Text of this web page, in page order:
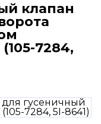
клапан
(105-7284,